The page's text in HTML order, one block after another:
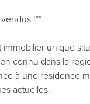
!**
unique
connu dans la
à une résidence
actuelles.